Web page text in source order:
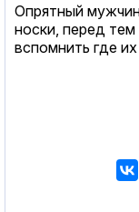
Опрятный
носки, перед
вспомнить где